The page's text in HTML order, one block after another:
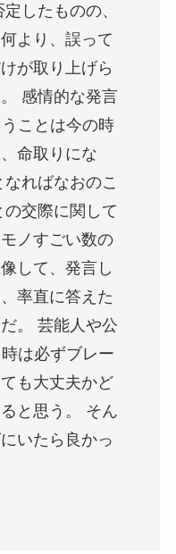
したものの、
より、誤って
が取り上げら
感情的な発言
ことは今の時
命取りにな
ればなおのこ
交際に関して
ノすごい数の
して、発言し
率直に答えた
。 芸能人や公
は必ずブレー
も大丈夫かど
と思う。 そん
いたら良かっ